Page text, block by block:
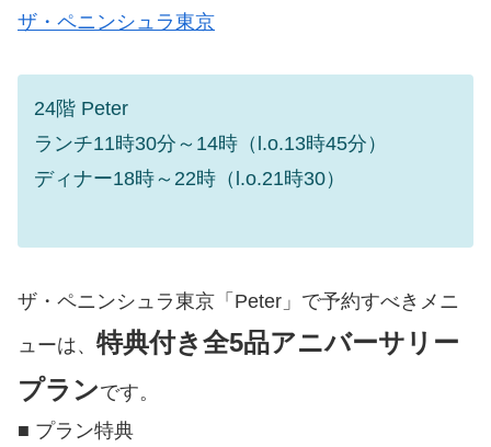
ザ・ペニンシュラ東京
24階 Peter
ランチ11時30分～14時（l.o.13時45分）
ディナー18時～22時（l.o.21時30）
ザ・ペニンシュラ東京「Peter」で予約すべきメニ
ューは、 特典付き全5品アニバーサリー
プランです。
■ プラン特典